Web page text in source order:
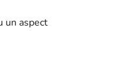
un aspect